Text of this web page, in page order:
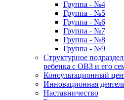
Группа - №4
Группа - №5
Группа - №6
Группа - №7
Группа - №8
Группа - №9
Структурное
ребенка с ОВЗ и его
Консультационный
Инновационная
Наставничество